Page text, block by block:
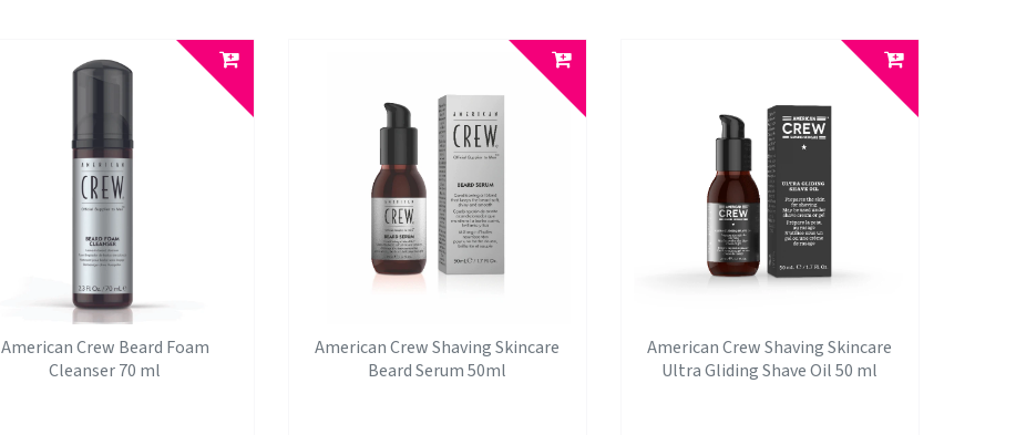
American Crew Beard Foam
Cleanser 70 ml
American Crew Shaving Skincare
Beard Serum 50ml
American Crew Shaving Skincare
Ultra Gliding Shave Oil 50 ml